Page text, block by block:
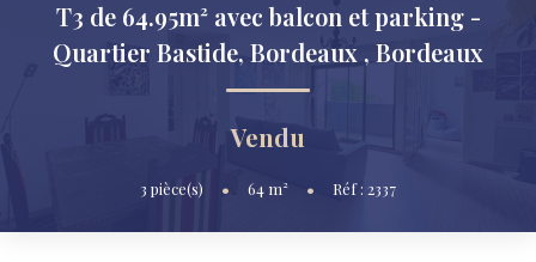
LOCATION
SYNDIC
T3 de 64.95m² avec balcon et parking -
Quartier Bastide, Bordeaux , Bordeaux
Vendu
3 pièce(s) • 64 m² • Réf : 2337